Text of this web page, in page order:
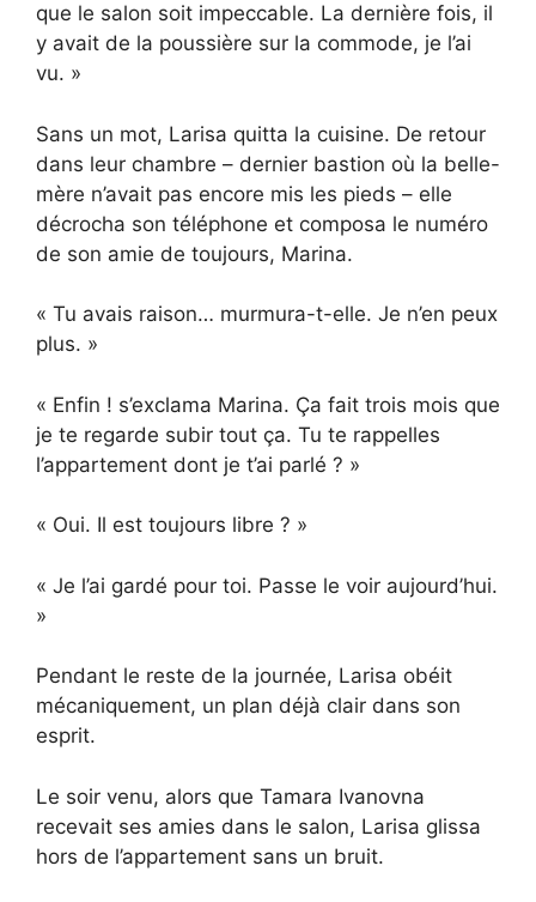
que le salon soit impeccable. La dernière fois, il
y avait de la poussière sur la commode, je l’ai
vu. »
Sans un mot, Larisa quitta la cuisine. De retour
dans leur chambre – dernier bastion où la belle-
mère n’avait pas encore mis les pieds – elle
décrocha son téléphone et composa le numéro
de son amie de toujours, Marina.
« Tu avais raison… murmura-t-elle. Je n’en peux
plus. »
« Enfin ! s’exclama Marina. Ça fait trois mois que
je te regarde subir tout ça. Tu te rappelles
l’appartement dont je t’ai parlé ? »
« Oui. Il est toujours libre ? »
« Je l’ai gardé pour toi. Passe le voir aujourd’hui.
»
Pendant le reste de la journée, Larisa obéit
mécaniquement, un plan déjà clair dans son
esprit.
Le soir venu, alors que Tamara Ivanovna
recevait ses amies dans le salon, Larisa glissa
hors de l’appartement sans un bruit.